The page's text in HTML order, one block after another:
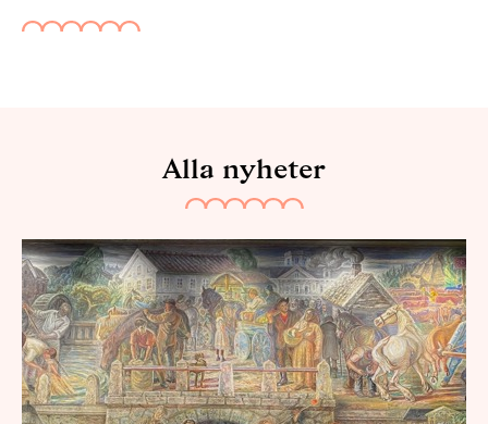
Alla nyheter